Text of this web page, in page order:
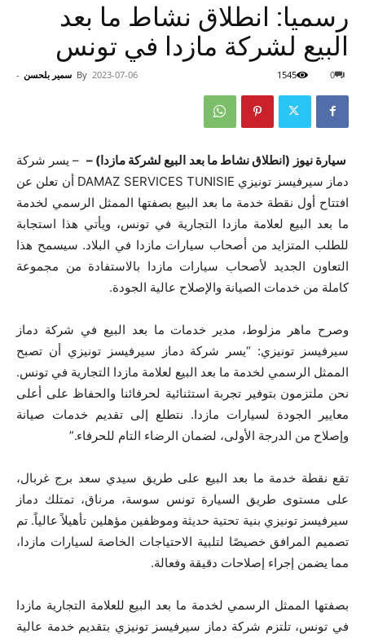
رسميا: انطلاق نشاط ما بعد
البيع لشركة مازدا في تونس
By سمير بلحسن - 2023-07-06 0
1545
سيارة نيوز (انطلاق نشاط ما بعد البيع لشركة مازدا) – – يسر شركة
دماز سيرفيسز تونيزي DAMAZ SERVICES TUNISIE أن تعلن عن
افتتاح أول نقطة خدمة ما بعد البيع بصفتها الممثل الرسمي لخدمة
ما بعد البيع لعلامة مازدا التجارية في تونس، ويأتي هذا استجابة
للطلب المتزايد من أصحاب سيارات مازدا في البلاد. سيسمح هذا
التعاون الجديد لأصحاب سيارات مازدا بالاستفادة من مجموعة
كاملة من خدمات الصيانة والإصلاح عالية الجودة.
وصرح ماهر مزلوط، مدير خدمات ما بعد البيع في شركة دماز
سيرفيسز تونيزي: “يسر شركة دماز سيرفيسز تونيزي أن تصبح
الممثل الرسمي لخدمة ما بعد البيع لعلامة مازدا التجارية في تونس.
نحن ملتزمون بتوفير تجربة استثنائية لحرفائنا والحفاظ على أعلى
معايير الجودة لسيارات مازدا. نتطلع إلى تقديم خدمات صيانة
وإصلاح من الدرجة الأولى، لضمان الرضاء التام للحرفاء.”
تقع نقطة خدمة ما بعد البيع على طريق سيدي سعد برج غربال،
على مستوى طريق السيارة تونس سوسة، مرناق، تمتلك دماز
سيرفيسز تونيزي بنية تحتية حديثة وموظفين مؤهلين تأهيلاً عالياً. تم
تصميم المرافق خصيصًا لتلبية الاحتياجات الخاصة لسيارات مازدا،
مما يضمن إجراء إصلاحات دقيقة وفعالة.
بصفتها الممثل الرسمي لخدمة ما بعد البيع للعلامة التجارية مازدا
في تونس، تلتزم شركة دماز سيرفيسز تونيزي بتقديم خدمة عالية